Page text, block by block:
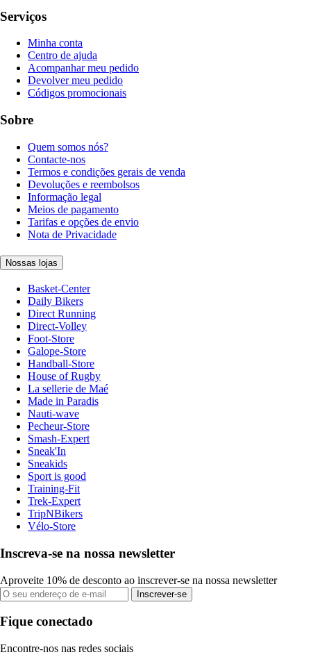
Serviços
Minha conta
Centro de ajuda
Acompanhar meu pedido
Devolver meu pedido
Códigos promocionais
Sobre
Quem somos nós?
Contacte-nos
Termos e condições gerais de venda
Devoluções e reembolsos
Informação legal
Meios de pagamento
Tarifas e opções de envio
Nota de Privacidade
Nossas lojas
Basket-Center
Daily Bikers
Direct Running
Direct-Volley
Foot-Store
Galope-Store
Handball-Store
House of Rugby
La sellerie de Maé
Made in Paradis
Nauti-wave
Pecheur-Store
Smash-Expert
Sneak'In
Sneakids
Sport is good
Training-Fit
Trek-Expert
TripNBikers
Vélo-Store
Inscreva-se na nossa newsletter
Aproveite 10% de desconto ao inscrever-se na nossa newsletter
Inscrever-se
Fique conectado
Encontre-nos nas redes sociais